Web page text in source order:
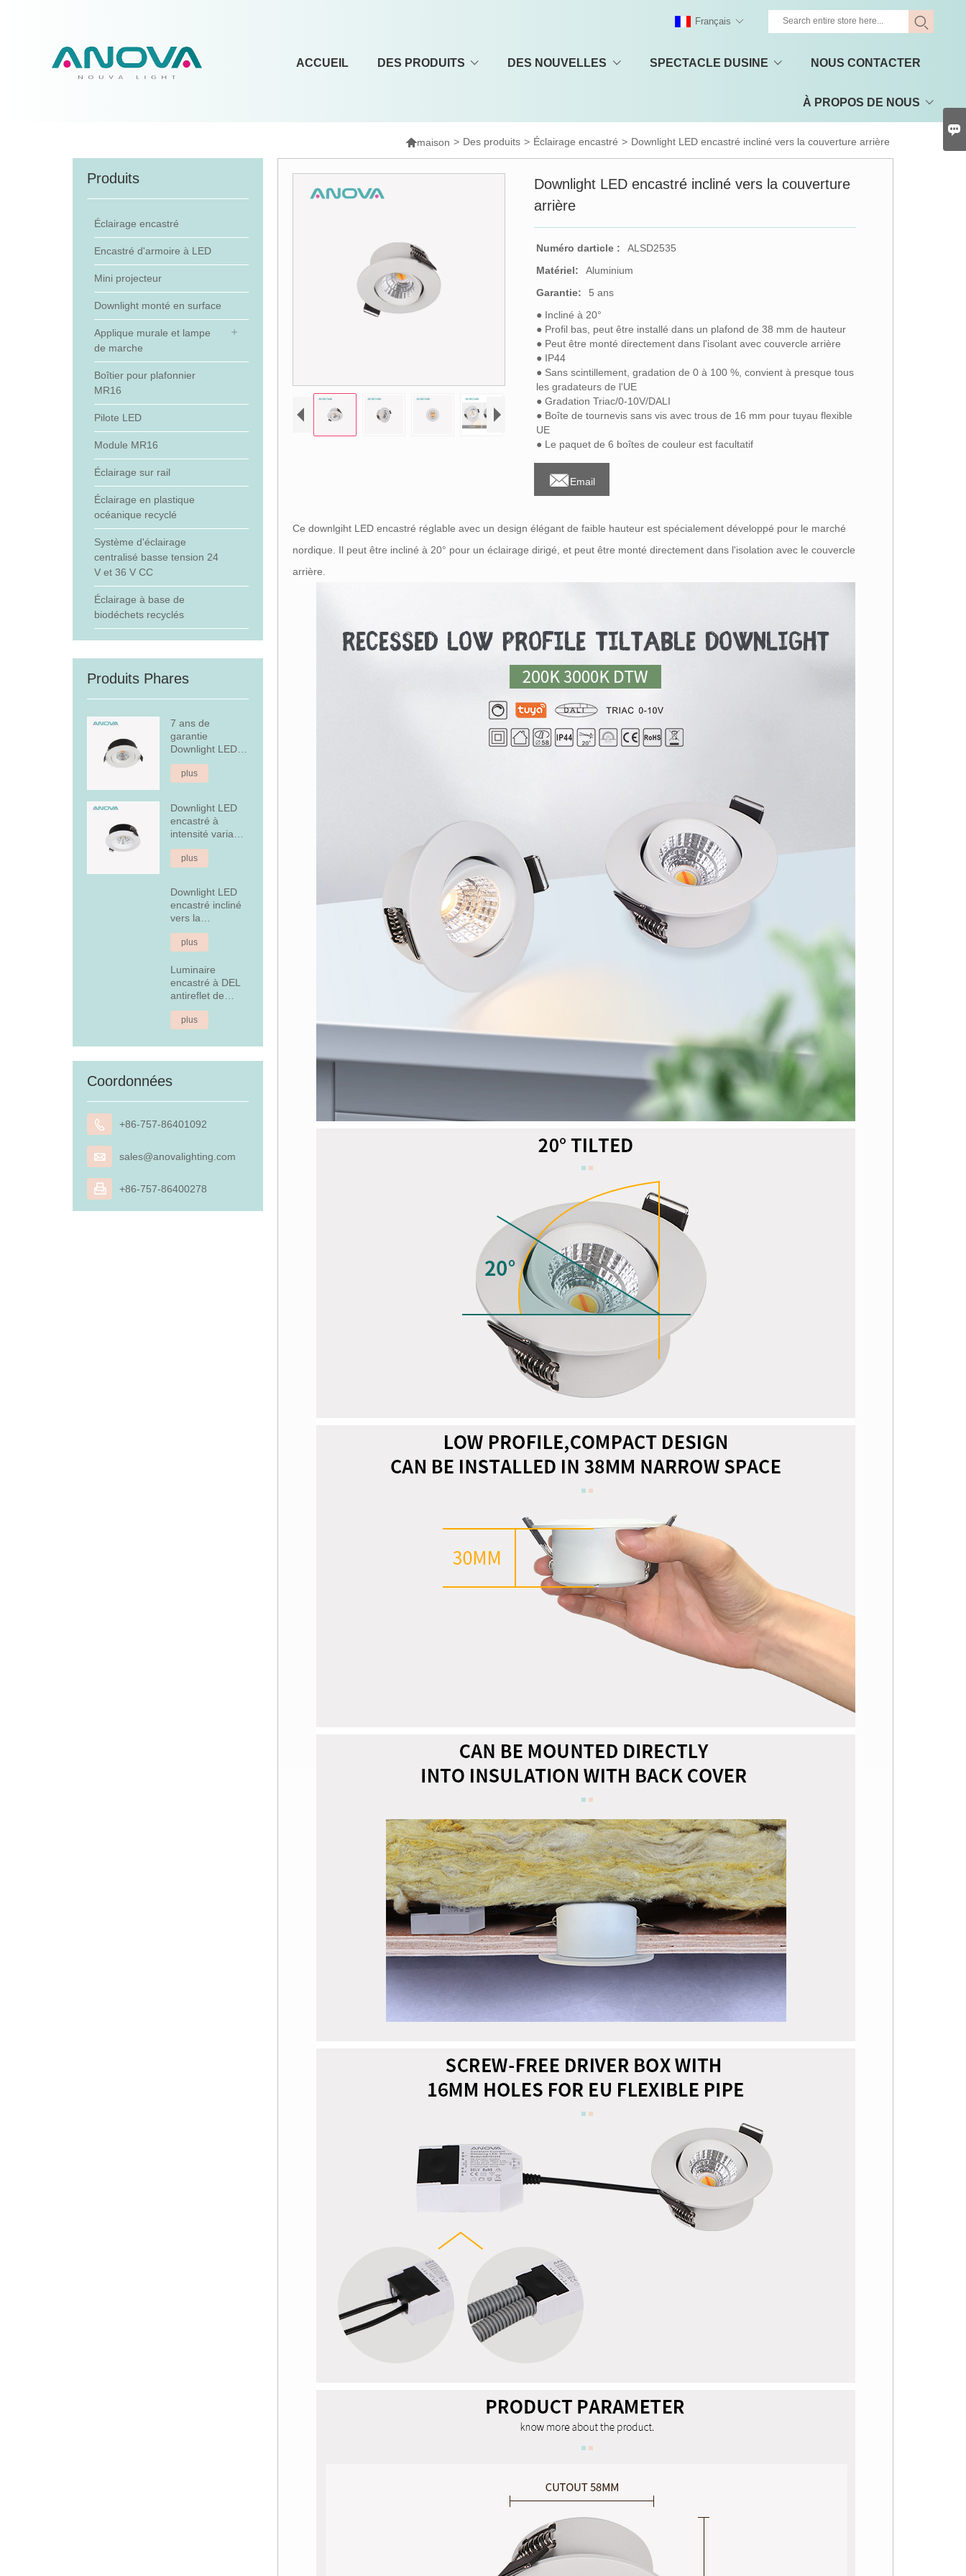
ACCUEIL DES PRODUITS DES NOUVELLES SPECTACLE DUSINE NOUS CONTACTER
À PROPOS DE NOUS
Français
maison > Des produits > Éclairage encastré > Downlight LED encastré incliné vers la couverture arrière
Produits
Éclairage encastré
Encastré d'armoire à LED
Mini projecteur
Downlight monté en surface
Applique murale et lampe
de marche
Boîtier pour plafonnier
MR16
Pilote LED
Module MR16
Éclairage sur rail
Éclairage en plastique
océanique recyclé
Système d'éclairage
centralisé basse tension 24
V et 36 V CC
Éclairage à base de
biodéchets recyclés
Produits Phares
7 ans de
garantie
Downlight LED
encastré à
intensité variable
plus
Downlight LED
encastré à
intensité variable
en aluminium
fixe de 7 W
plus
Downlight LED
encastré incliné
vers la
couverture
arrière
plus
Luminaire
encastré à DEL
antireflet de
4,5 W
plus
Coordonnées
 +86-757-86401092
 sales@anovalighting.com
 +86-757-86400278
Downlight LED encastré incliné vers la couverture
arrière
Numéro darticle :
ALSD2535
Matériel:
Aluminium
Garantie:
5 ans
● Incliné à 20°
● Profil bas, peut être installé dans un plafond de 38 mm de hauteur
● Peut être monté directement dans l'isolant avec couvercle arrière
● IP44
● Sans scintillement, gradation de 0 à 100 %, convient à presque tous
les gradateurs de l'UE
● Gradation Triac/0-10V/DALI
● Boîte de tournevis sans vis avec trous de 16 mm pour tuyau flexible
UE
● Le paquet de 6 boîtes de couleur est facultatif
Email
Ce downlgiht LED encastré réglable avec un design élégant de faible hauteur est spécialement développé pour le marché
nordique. Il peut être incliné à 20° pour un éclairage dirigé, et peut être monté directement dans l'isolation avec le couvercle
arrière.
